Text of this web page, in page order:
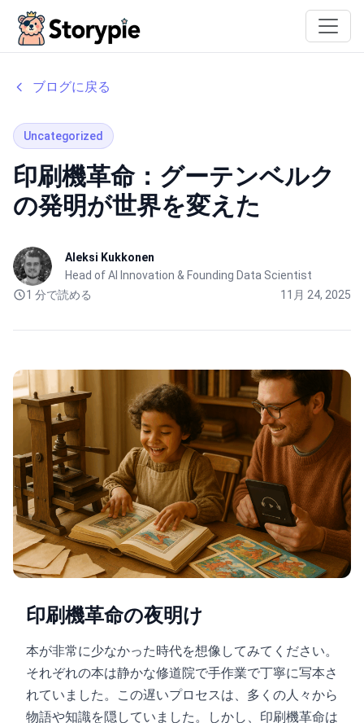
ブログに戻る
Uncategorized
印刷機革命：グーテンベルク
の発明が世界を変えた
Aleksi Kukkonen
Head of AI Innovation & Founding Data Scientist
1 分で読める
11月 24, 2025
印刷機革命の夜明け
本が非常に少なかった時代を想像してみてください。
それぞれの本は静かな修道院で手作業で丁寧に写本さ
れていました。この遅いプロセスは、多くの人々から
物語や知識を隠していました。しかし、印刷機革命は